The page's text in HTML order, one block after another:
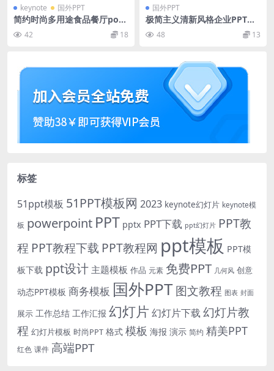
keynote 国外PPT
简约时尚多用途食品餐厅pow
erpoint幻灯片演示模板（ppt
x&key）
42 18
国外PPT
极简主义清新风格企业PPT模
板 48 13
标签
51ppt模板 51PPT模板网 2023 keynote幻灯片 keynote模
板 powerpoint PPT pptx PPT下载 ppt幻灯片 PPT教
程 PPT教程下载 PPT教程网 ppt模板 PPT模
板下载 ppt设计 主题模板 作品 元素 免费PPT 几何风 创意
动态PPT模板 商务模板 国外PPT图文教程 图表 封面
展示 工作总结 工作汇报 幻灯片 幻灯片下载 幻灯片教
程 幻灯片模板 时尚PPT 格式 模板 海报 演示 简约 精美PPT
红色 课件 高端PPT